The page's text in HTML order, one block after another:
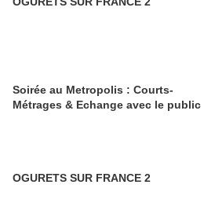
Soirée au Metropolis : Courts-
Métrages & Echange avec le public
OGURETS SUR FRANCE 2